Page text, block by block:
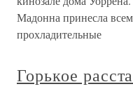
Мадонна принесла
прохладительные
Горькое